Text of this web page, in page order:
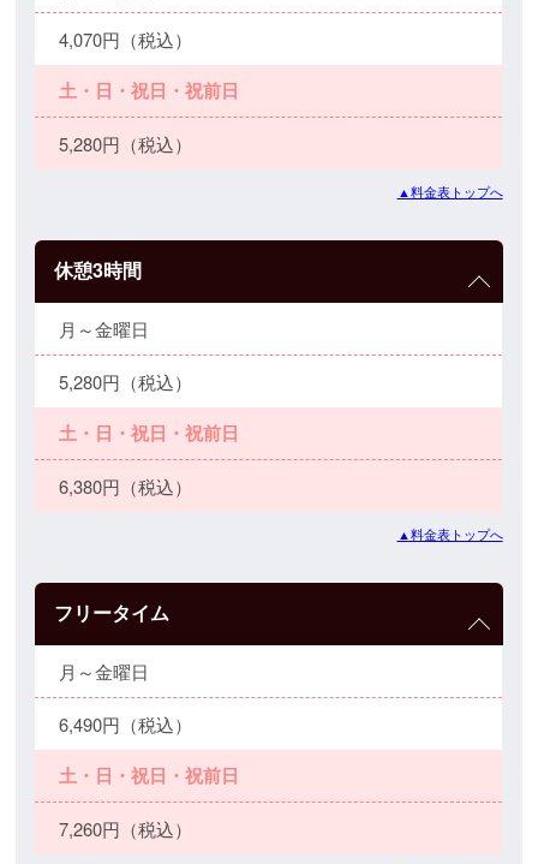
4,070円（税込）
土・日・祝日・祝前日
5,280円（税込）
▲料金表トップへ
休憩3時間
月～金曜日
5,280円（税込）
土・日・祝日・祝前日
6,380円（税込）
▲料金表トップへ
フリータイム
月～金曜日
6,490円（税込）
土・日・祝日・祝前日
7,260円（税込）